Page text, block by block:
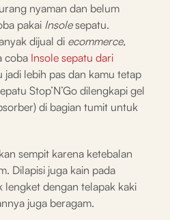
nyaman dan belum
pakai Insolesepatu.
dijual di ecommerce,
coba Insole sepatu dari
jadi lebih pas dan kamu tetap
Stop’N’Go dilengkapi gel
di bagian tumit untuk
sempit karena ketebalan
Dilapisi juga kain pada
lengket dengan telapak kaki
juga beragam.